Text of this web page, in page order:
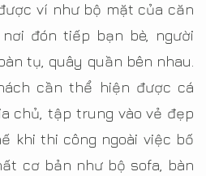
ví như bộ mặt của căn
đón tiếp bạn bè, người
tụ, quây quần bên nhau.
cần thể hiện được cá
chủ, tập trung vào vẻ đẹp
khi thi công ngoài việc bố
cơ bản như bộ sofa, bàn